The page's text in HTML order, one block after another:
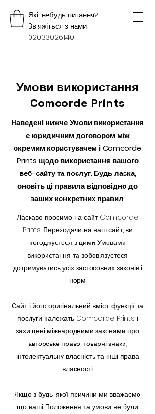
Які-небудь питання?
Зв'яжіться з нами:
02033026140
Умови використання
Comcorde Prints
Наведені нижче Умови використання
є юридичним договором між
окремим користувачем і Comcorde
Prints щодо використання вашого
веб-сайту та послуг. Будь ласка,
оновіть ці правила відповідно до
ваших конкретних правил.
Ласкаво просимо на сайт Comcorde
Prints. Переходячи на наш сайт, ви
погоджуєтеся з цими Умовами
використання та зобов’язуєтеся
дотримуватись усіх застосовних законів і
норм.
Сайт і його оригінальний вміст, функції та
послуги належать Comcorde Prints і
захищені міжнародними законами про
авторське право, товарні знаки,
інтелектуальну власність та інші права
власності.
Якщо з будь-якої причини ми вважаємо,
що наші Положення та умови не були